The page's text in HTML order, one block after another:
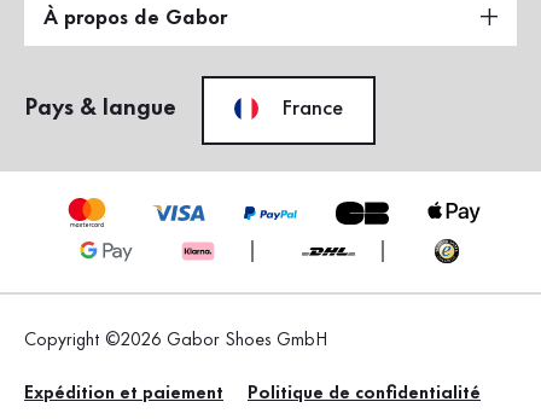
À propos de Gabor
Pays & langue France
Copyright ©2026 Gabor Shoes GmbH
Expédition et paiement Politique de confidentialité